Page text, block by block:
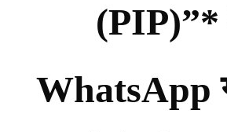
WhatsApp